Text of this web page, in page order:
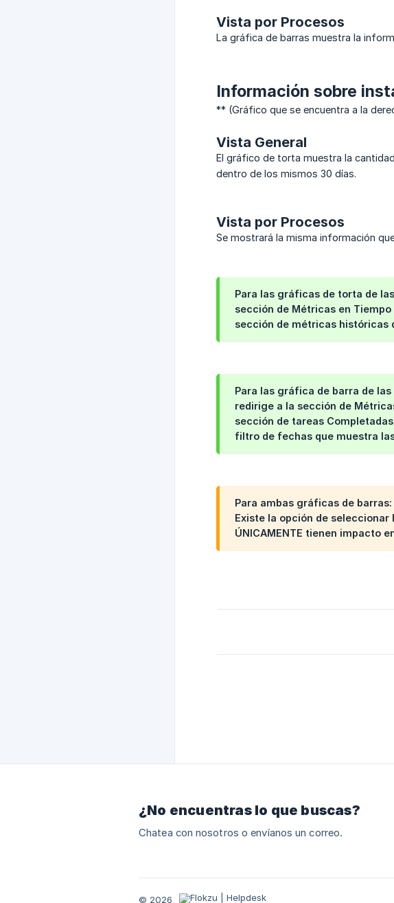
Vista por Procesos
La gráfica de barras muestra la
Información sobre
** (Gráfico que se encuentra a la
Vista General
El gráfico de torta muestra la
dentro de los mismos 30 días.
Vista por Procesos
Se mostrará la misma información
Para las gráficas de torta de
sección de Métricas en
sección de métricas históricas
Para las gráfica de barra de las
redirige a la sección de
sección de tareas
filtro de fechas que muestra
Para ambas gráficas de barras:
Existe la opción de
ÚNICAMENTE tienen impacto
¿No encuentras lo que buscas?
Chatea con nosotros o envíanos un correo.
© 2026